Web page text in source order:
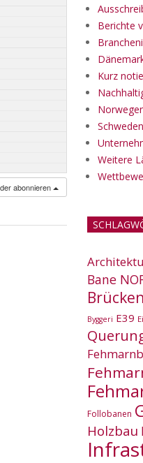
abonnieren
Berichte
Kurz
Schweden
Weitere
Bane
Byggeri E39
Follobanen
Holzbau